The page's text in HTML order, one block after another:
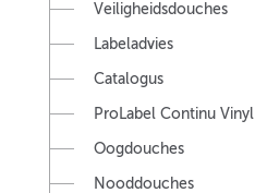
Veiligheidsdouches
Labeladvies
Catalogus
ProLabel Continu Vinyl
Oogdouches
Nooddouches